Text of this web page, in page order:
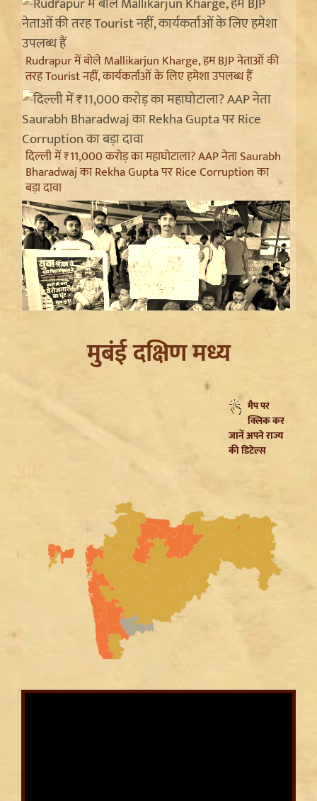
Rudrapur में बोले Mallikarjun Kharge, हम BJP नेताओं की
तरह Tourist नहीं, कार्यकर्ताओं के लिए हमेशा उपलब्ध हैं
दिल्ली में ₹11,000 करोड़ का महाघोटाला? AAP नेता Saurabh
Bharadwaj का Rekha Gupta पर Rice Corruption का
बड़ा दावा
Ranchi Protest: Jharkhand Government और छात्रों के
बीच वार्ता विफल, 10 अगस्त को Assembly Gherao की बड़ी
Mayawati on SP: गिरगिट की तरह रंग बदलती है सपा,
ब्राह्मणों को लुभाने के लिए Akhilesh Yadav का नया दांव
मुबंई दक्षिण मध्य
मैप पर
क्लिक कर
जानें अपने राज्य
की डिटेल्स